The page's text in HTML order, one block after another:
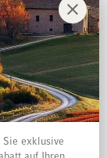
Sie exklusive